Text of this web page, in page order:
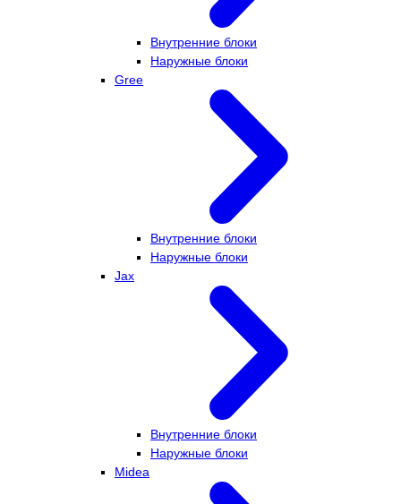
Внутренние блоки
Наружные блоки
Gree
Внутренние блоки
Наружные блоки
Jax
Внутренние блоки
Наружные блоки
Midea